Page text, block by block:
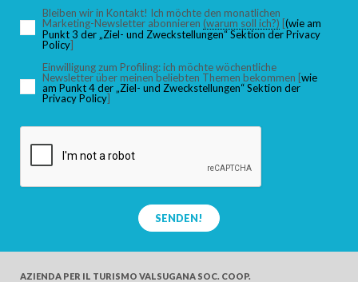
KINDER
Bleiben wir in Kontakt! Ich möchte den monatlichen
Marketing-Newsletter abonnieren (warum soll ich?) [(wie am
Punkt 3 der „Ziel- und Zweckstellungen“ Sektion der Privacy
Policy]
Einwilligung zum Profiling: ich möchte wöchentliche
Newsletter über meinen beliebten Themen bekommen [wie
am Punkt 4 der „Ziel- und Zweckstellungen“ Sektion der
Privacy Policy]
SENDEN!
AZIENDA PER IL TURISMO VALSUGANA SOC. COOP.